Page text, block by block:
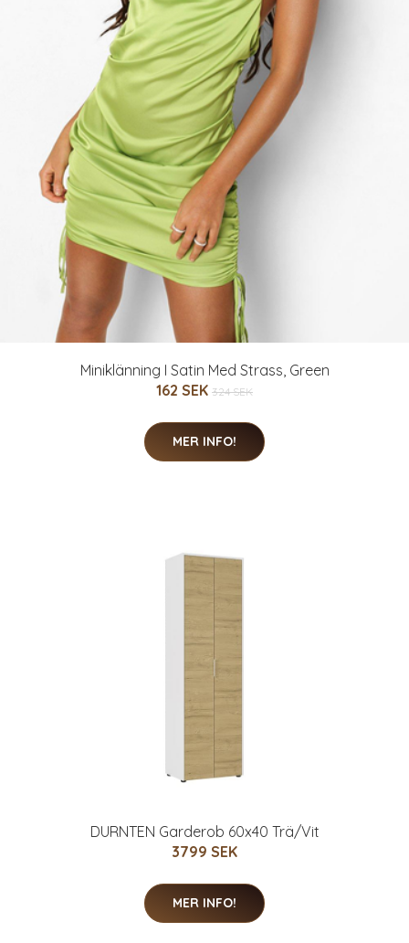
Miniklänning I Satin Med Strass, Green
162 SEK 324 SEK
MER INFO!
DURNTEN Garderob 60x40 Trä/Vit
3799 SEK
MER INFO!